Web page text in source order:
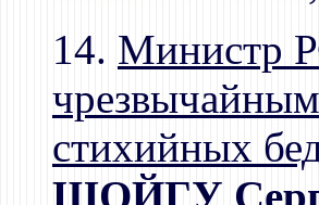
14. Министр
стихийных
ШОЙГУ